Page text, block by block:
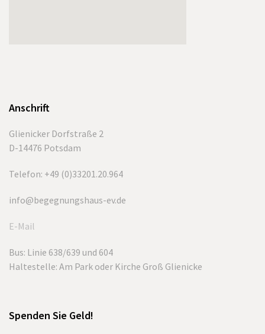
Anschrift
Glienicker Dorfstraße 2
D-14476 Potsdam
Telefon: +49 (0)33201.20.964
info@begegnungshaus-ev.de
E-Mail
Bus: Linie 638/639 und 604
Haltestelle: Am Park oder Kirche Groß Glienicke
Spenden Sie Geld!